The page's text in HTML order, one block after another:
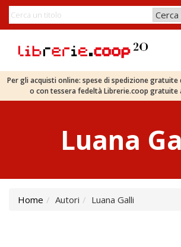
Per gli acquisti online: spese di spedizione gratuite
o con tessera fedeltà Librerie.coop gratuite
Luana
Home Autori Luana Galli